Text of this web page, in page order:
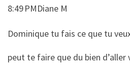
8:49 PMDiane M
​​Dominique tu fais ce que tu
peut te faire que du bien d’aller